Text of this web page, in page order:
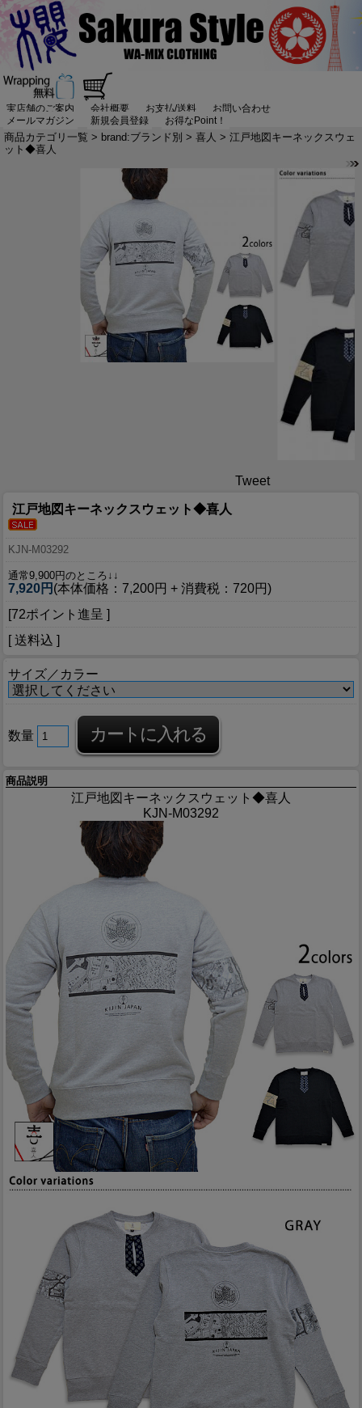
実店舗のご案内 会社概要 お支払/送料
お問い合わせ
メールマガジン
新規会員登録 お得なPoint！
商品カテゴリ一覧 > brand:ブランド別 > 喜人 > 江戸地図キーネックスウェ
ット◆喜人
Tweet
江戸地図キーネックスウェット◆喜人
KJN-M03292
通常9,900円のところ↓↓
7,920円 (本体価格：7,200円 + 消費税：720円)
[72ポイント進呈 ]
[ 送料込 ]
サイズ／カラー
数量
商品説明
江戸地図キーネックスウェット◆喜人
KJN-M03292